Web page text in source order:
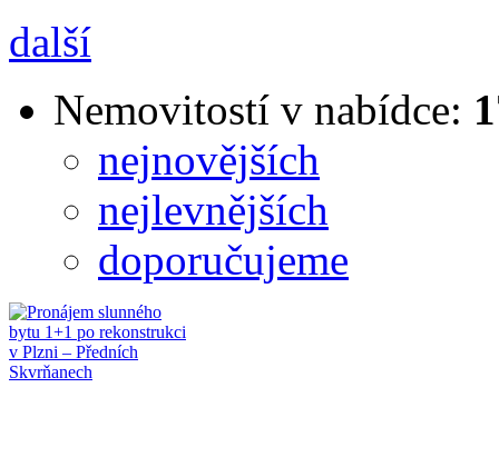
další
Nemovitostí v nabídce:
nejnovějších
nejlevnějších
doporučujeme